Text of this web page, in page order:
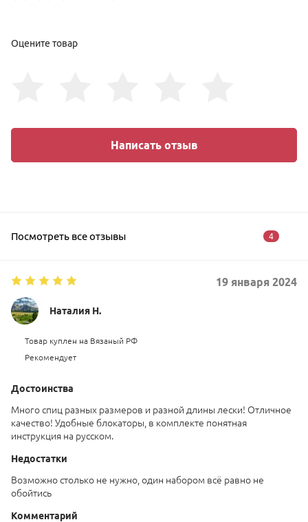
Посмотреть все отзывы 4
Наталия Н.
19 января 2024
Товар куплен на Вязаный РФ
Рекомендует
Достоинства
Много спиц разных размеров и разной длины лески! Отличное
качество! Удобные блокаторы, в комплекте понятная
инструкция на русском.
Недостатки
Возможно столько не нужно, один набором всё равно не
обойтись
Комментарий
Оцените товар
Написать отзыв